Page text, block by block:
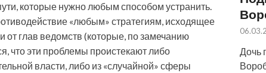
которые нужно любым способом устранить.
«любым» стратегиям, исходящее
от глав ведомств (которые, по замечанию
что эти проблемы проистекают либо
власти, либо из «случайной» сферы
Дочь